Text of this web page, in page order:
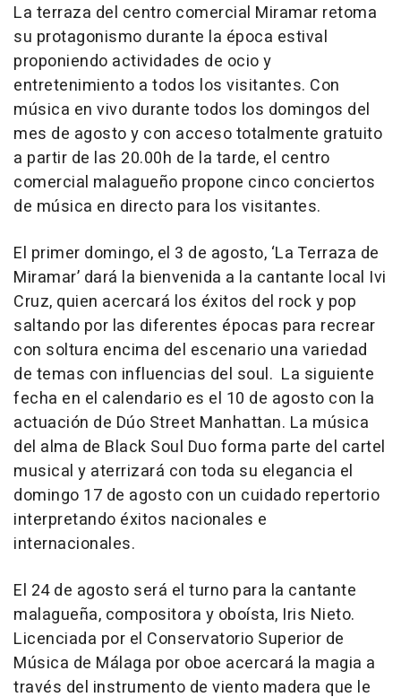
La terraza del centro comercial Miramar retoma
su protagonismo durante la época estival
proponiendo actividades de ocio y
entretenimiento a todos los visitantes. Con
música en vivo durante todos los domingos del
mes de agosto y con acceso totalmente gratuito
a partir de las 20.00h de la tarde, el centro
comercial malagueño propone cinco conciertos
de música en directo para los visitantes.
El primer domingo, el 3 de agosto, ‘La Terraza de
Miramar’ dará la bienvenida a la cantante local Ivi
Cruz, quien acercará los éxitos del rock y pop
saltando por las diferentes épocas para recrear
con soltura encima del escenario una variedad
de temas con influencias del soul. La siguiente
fecha en el calendario es el 10 de agosto con la
actuación de Dúo Street Manhattan. La música
del alma de Black Soul Duo forma parte del cartel
musical y aterrizará con toda su elegancia el
domingo 17 de agosto con un cuidado repertorio
interpretando éxitos nacionales e
internacionales.
El 24 de agosto será el turno para la cantante
malagueña, compositora y oboísta, Iris Nieto.
Licenciada por el Conservatorio Superior de
Música de Málaga por oboe acercará la magia a
través del instrumento de viento madera que le